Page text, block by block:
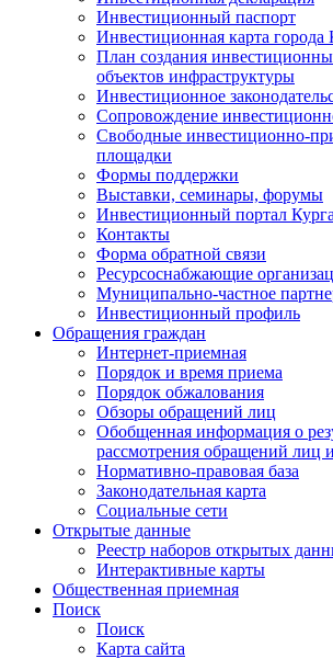
Инвестиционный паспорт
Инвестиционная карта города
План создания
объектов инфраструктуры
Инвестиционное
Сопровождение
Свободные инвестиционно-
площадки
Формы поддержки
Выставки, семинары, форумы
Инвестиционный портал
Контакты
Форма обратной связи
Ресурсоснабжающие
Муниципально-частное
Инвестиционный профиль
Обращения граждан
Интернет-приемная
Порядок и время приема
Порядок обжалования
Обзоры обращений лиц
Обобщенная информация о
рассмотрения обращений лиц
Нормативно-правовая база
Законодательная карта
Социальные сети
Открытые данные
Реестр наборов открытых
Интерактивные карты
Общественная приемная
Поиск
Поиск
Карта сайта